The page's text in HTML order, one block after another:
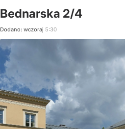
Bednarska 2/4
Dodano: wczoraj 5:30